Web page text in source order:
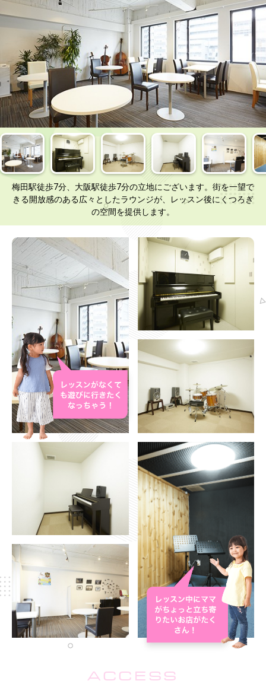
梅田駅徒歩7分、大阪駅徒歩7分の立地にございます。街を一望で
きる開放感のある広々としたラウンジが、レッスン後にくつろぎ
の空間を提供します。
ACCESS